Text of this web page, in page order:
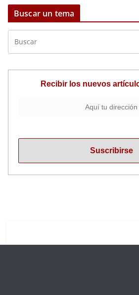
Buscar un tema
Recibir los nuevos